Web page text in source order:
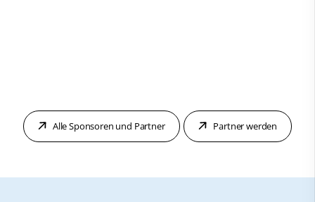
Alle Sponsoren und Partner Partner werden